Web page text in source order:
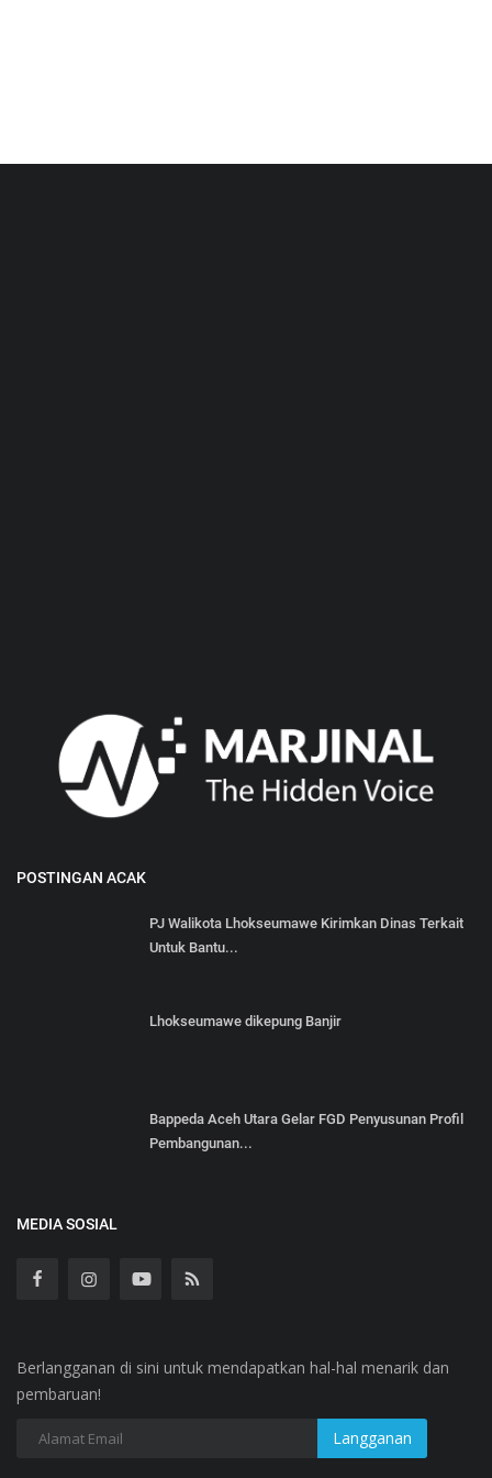
POSTINGAN ACAK
PJ Walikota Lhokseumawe Kirimkan Dinas Terkait
Untuk Bantu...
Lhokseumawe dikepung Banjir
‎Bappeda Aceh Utara Gelar FGD Penyusunan Profil
Pembangunan...
MEDIA SOSIAL
Berlangganan di sini untuk mendapatkan hal-hal menarik dan
pembaruan!